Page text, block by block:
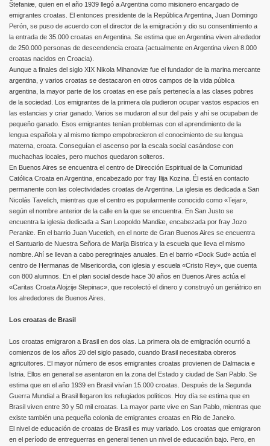
Štefaniæ, quien en el año 1939 llegó a Argentina como misionero encargado de
emigrantes croatas. El entonces presidente de la República Argentina, Juan Domingo
Perón, se puso de acuerdo con el director de la emigración y dio su consentimiento a
la entrada de 35.000 croatas en Argentina. Se estima que en Argentina viven alrededor
de 250.000 personas de descendencia croata (actualmente en Argentina viven 8.000
croatas nacidos en Croacia).
Aunque a finales del siglo XIX Nikola Mihanoviæ fue el fundador de la marina mercante
argentina, y varios croatas se destacaron en otros campos de la vida pública
argentina, la mayor parte de los croatas en ese país pertenecía a las clases pobres
de la sociedad. Los emigrantes de la primera ola pudieron ocupar vastos espacios en
las estancias y criar ganado. Varios se mudaron al sur del país y ahí se ocupaban de
pequeño ganado. Esos emigrantes tenían problemas con el aprendimiento de la
lengua española y al mismo tiempo empobrecieron el conocimiento de su lengua
materna, croata. Conseguían el ascenso por la escala social casándose con
muchachas locales, pero muchos quedaron solteros.
En Buenos Aires se encuentra el centro de Dirección Espiritual de la Comunidad
Católica Croata en Argentina, encabezado por fray Ilija Kozina. Él está en contacto
permanente con las colectividades croatas de Argentina. La iglesia es dedicada a San
Nicolás Tavelich, mientras que el centro es popularmente conocido como «Tejar»,
según el nombre anterior de la calle en la que se encuentra. En San Justo se
encuentra la iglesia dedicada a San Leopoldo Mandiæ, encabezada por fray Jozo
Peraniæ. En el barrio Juan Vucetich, en el norte de Gran Buenos Aires se encuentra
el Santuario de Nuestra Señora de Marija Bistrica y la escuela que lleva el mismo
nombre. Ahí se llevan a cabo peregrinajes anuales. En el barrio «Dock Sud» actúa el
centro de Hermanas de Misericordia, con iglesia y escuela «Cristo Rey», que cuenta
con 800 alumnos. En el plan social desde hace 30 años en Buenos Aires actúa el
«Caritas Croata Alojzije Stepinac», que recolectó el dinero y construyó un geriátrico en
los alrededores de Buenos Aires.
Los croatas de Brasil
Los croatas emigraron a Brasil en dos olas. La primera ola de emigración ocurrió a
comienzos de los años 20 del siglo pasado, cuando Brasil necesitaba obreros
agricultores. El mayor número de esos emigrantes croatas provienen de Dalmacia e
Istria. Ellos en general se asentaron en la zona del Estado y ciudad de San Pablo. Se
estima que en el año 1939 en Brasil vivían 15.000 croatas. Después de la Segunda
Guerra Mundial a Brasil llegaron los refugiados políticos. Hoy día se estima que en
Brasil viven entre 30 y 50 mil croatas. La mayor parte vive en San Pablo, mientras que
existe también una pequeña colonia de emigrantes croatas en Rio de Janeiro.
El nivel de educación de croatas de Brasil es muy variado. Los croatas que emigraron
en el período de entreguerras en general tienen un nivel de educación bajo. Pero, en